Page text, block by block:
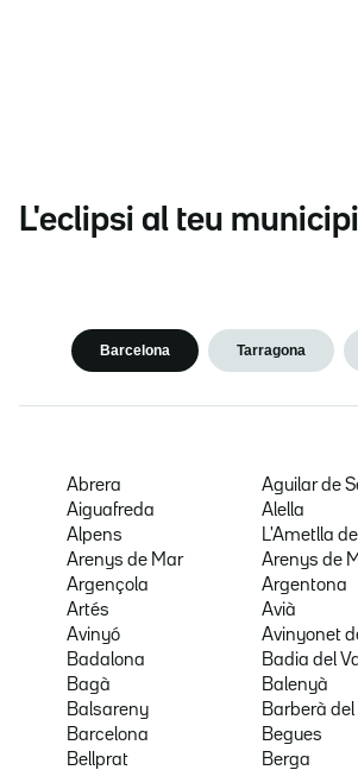
L'eclipsi al teu municipi
Barcelona Tarragona
Abrera
Aguilar de
Aiguafreda
Alella
Alpens
L'Ametlla
Arenys de Mar
Arenys de
Argençola
Argentona
Artés
Avià
Avinyó
Avinyonet
Badalona
Badia del
Bagà
Balenyà
Balsareny
Barberà del
Barcelona
Begues
Bellprat
Berga